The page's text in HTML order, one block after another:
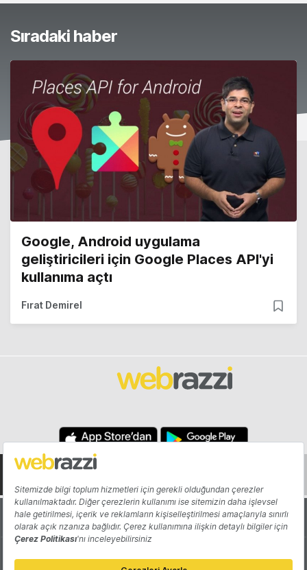
Sıradaki haber
Google, Android uygulama
geliştiricileri için Google Places API'yi
kullanıma açtı
Fırat Demirel
Hakkında Yazarlar
Katkıda Bulun Reklam